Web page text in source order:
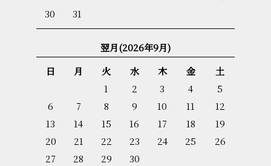
30
31
翌月(2026年9月)
日
月 火 水 木 金
土
1
2 3 4
5
6
7 8 9 10 11
12
13
14 15 16 17 18
19
20
21 22 23 24 25
26
27
28 29 30